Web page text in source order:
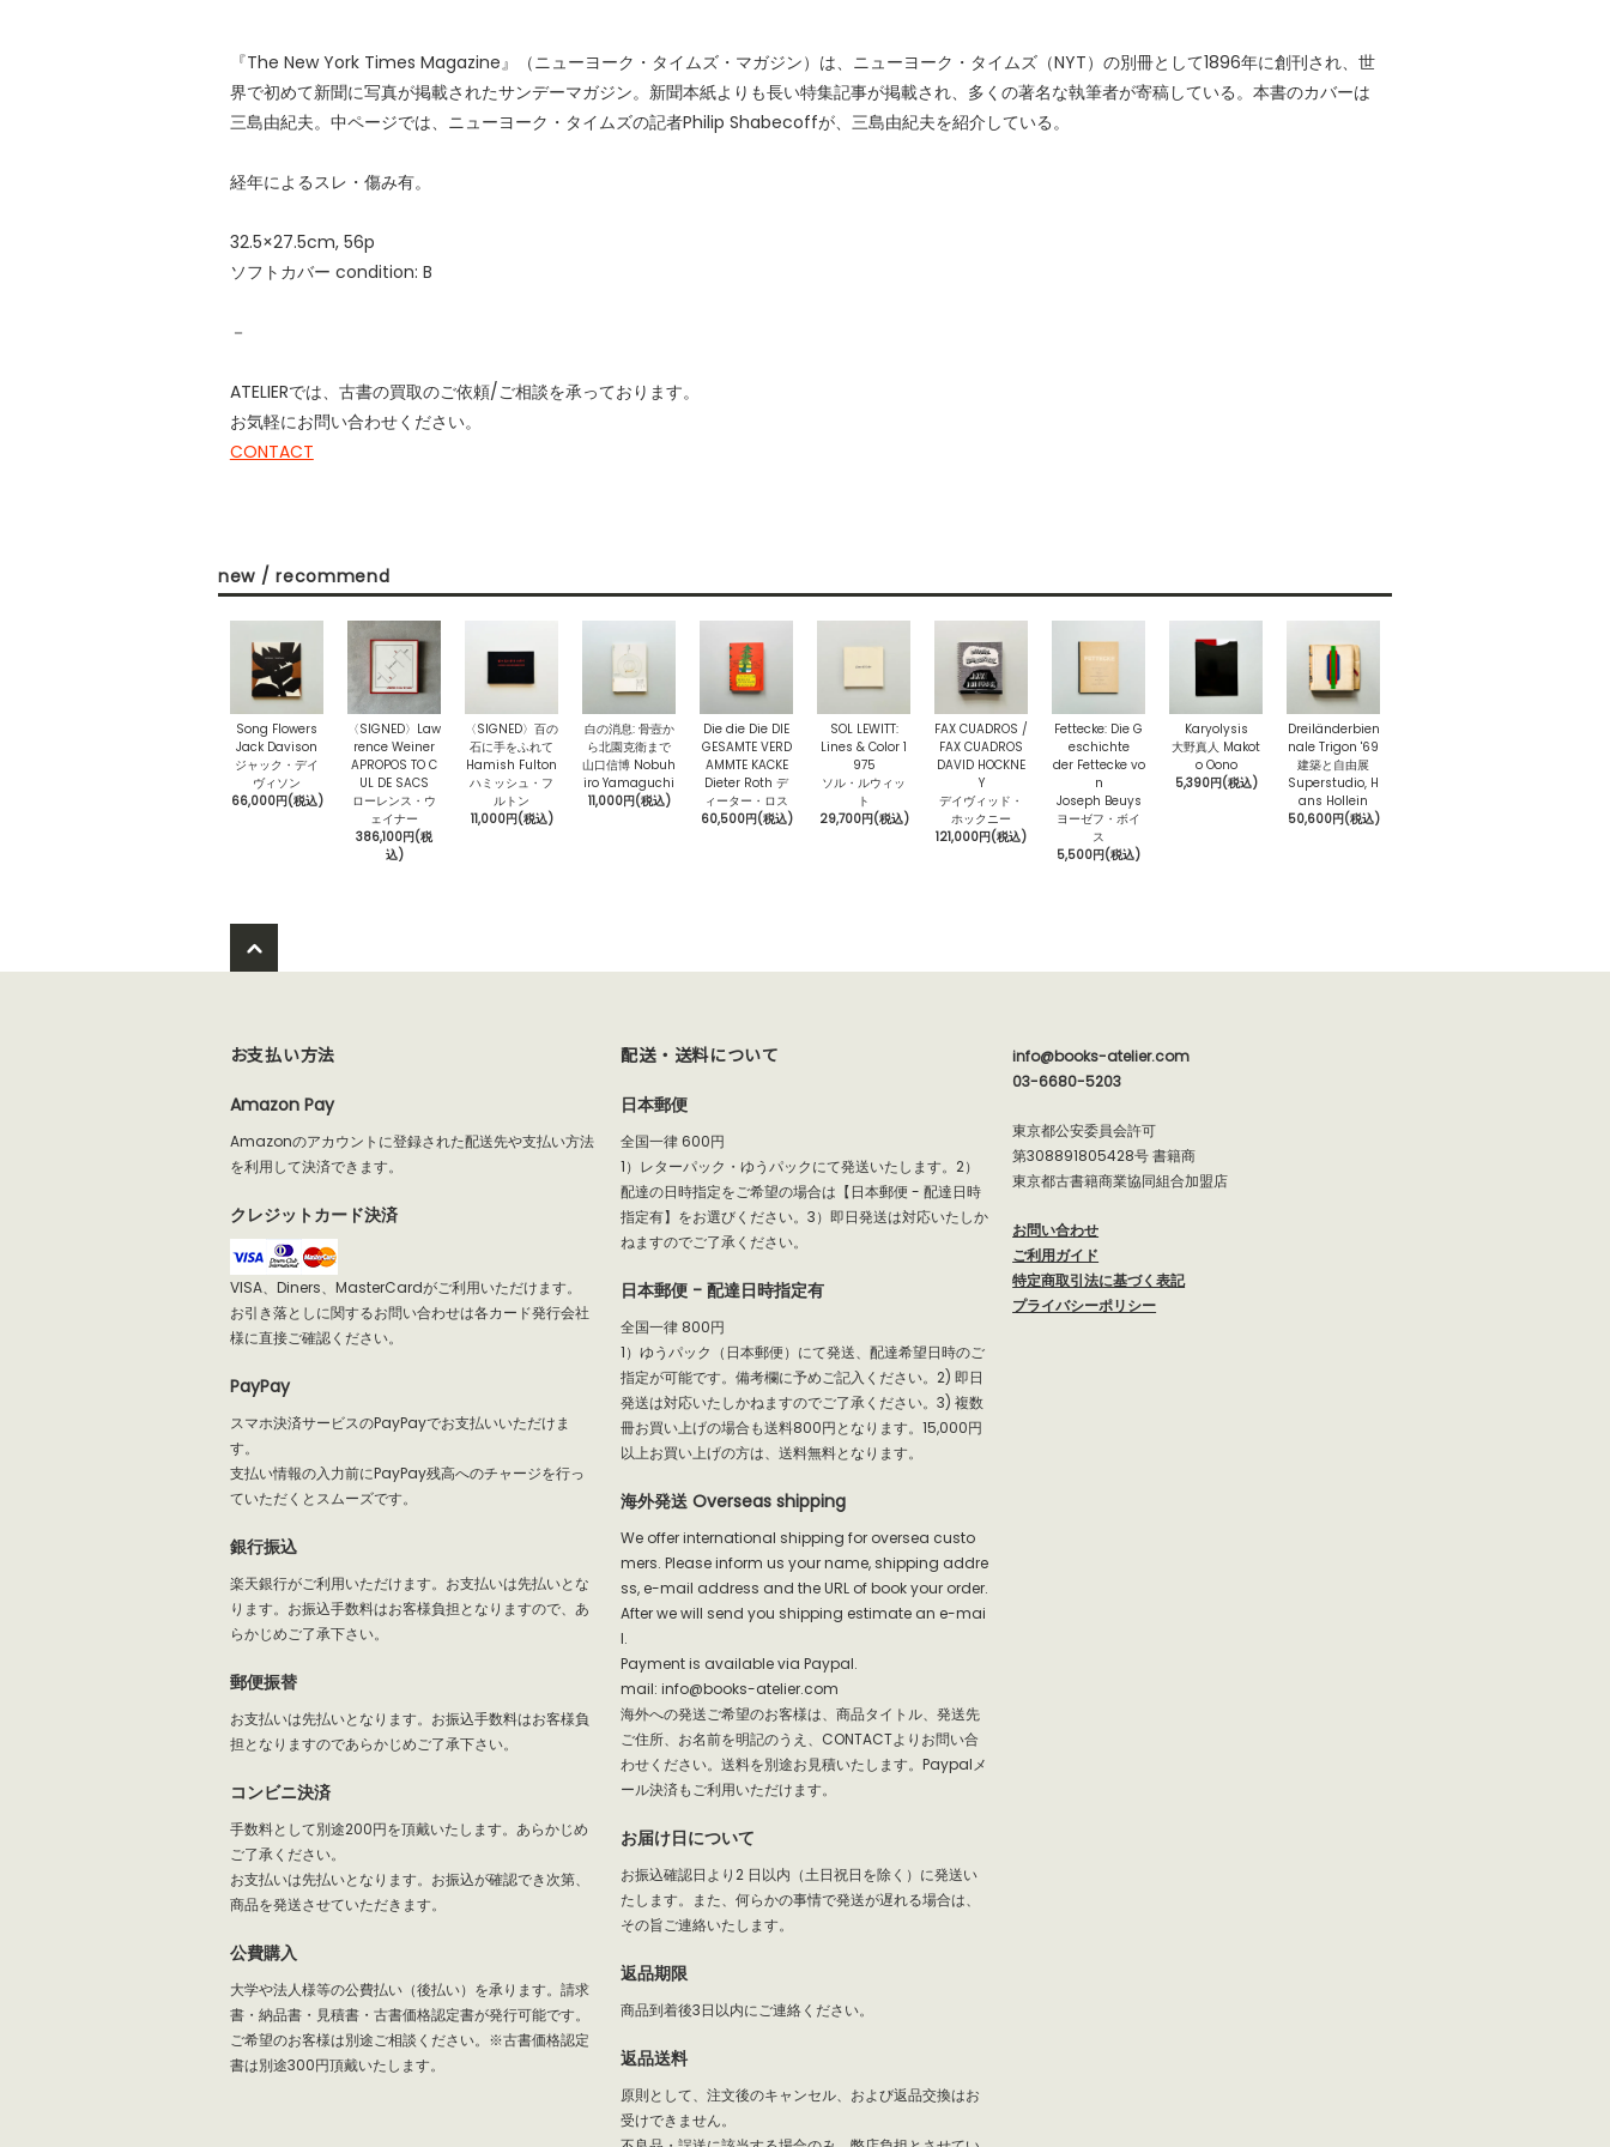
『The New York Times Magazine』（ニューヨーク・タイムズ・マガジン）は、ニューヨーク・タイムズ（NYT）の別冊として1896年に創刊され、世
界で初めて新聞に写真が掲載されたサンデーマガジン。新聞本紙よりも長い特集記事が掲載され、多くの著名な執筆者が寄稿している。本書のカバーは
三島由紀夫。中ページでは、ニューヨーク・タイムズの記者Philip Shabecoffが、三島由紀夫を紹介している。
経年によるスレ・傷み有。
32.5×27.5cm, 56p
ソフトカバー condition: B
－
ATELIERでは、古書の買取のご依頼/ご相談を承っております。
お気軽にお問い合わせください。
CONTACT
new / recommend
Song Flowers
Jack Davison
ジャック・デイ
ヴィソン
66,000円(税込)
〈SIGNED〉Law
rence Weiner
APROPOS TO C
UL DE SACS
ローレンス・ウ
ェイナー
386,100円(税
込)
〈SIGNED〉百の
石に手をふれて
Hamish Fulton
ハミッシュ・フ
ルトン
11,000円(税込)
白の消息: 骨壼か
ら北園克衛まで
山口信博 Nobuh
iro Yamaguchi
11,000円(税込)
Die die Die DIE
GESAMTE VERD
AMMTE KACKE
Dieter Roth デ
ィーター・ロス
60,500円(税込)
SOL LEWITT:
Lines & Color 1
975
ソル・ルウィッ
ト
29,700円(税込)
FAX CUADROS /
FAX CUADROS
DAVID HOCKNE
Y
デイヴィッド・
ホックニー
121,000円(税込)
Fettecke: Die G
eschichte
der Fettecke vo
n
Joseph Beuys
ヨーゼフ・ボイ
ス
5,500円(税込)
Karyolysis
大野真人 Makot
o Oono
5,390円(税込)
Dreiländerbien
nale Trigon '69
建築と自由展
Superstudio, H
ans Hollein
50,600円(税込)
お支払い方法
Amazon Pay
Amazonのアカウントに登録された配送先や支払い方法
を利用して決済できます。
クレジットカード決済
VISA、Diners、MasterCardがご利用いただけます。
お引き落としに関するお問い合わせは各カード発行会社
様に直接ご確認ください。
PayPay
スマホ決済サービスのPayPayでお支払いいただけま
す。
支払い情報の入力前にPayPay残高へのチャージを行っ
ていただくとスムーズです。
銀行振込
楽天銀行がご利用いただけます。お支払いは先払いとな
ります。お振込手数料はお客様負担となりますので、あ
らかじめご了承下さい。
郵便振替
お支払いは先払いとなります。お振込手数料はお客様負
担となりますのであらかじめご了承下さい。
コンビニ決済
手数料として別途200円を頂戴いたします。あらかじめ
ご了承ください。
お支払いは先払いとなります。お振込が確認でき次第、
商品を発送させていただきます。
公費購入
大学や法人様等の公費払い（後払い）を承ります。請求
書・納品書・見積書・古書価格認定書が発行可能です。
ご希望のお客様は別途ご相談ください。※古書価格認定
書は別途300円頂戴いたします。
配送・送料について
日本郵便
全国一律 600円
1）レターパック・ゆうパックにて発送いたします。2）
配達の日時指定をご希望の場合は【日本郵便 - 配達日時
指定有】をお選びください。3）即日発送は対応いたしか
ねますのでご了承ください。
日本郵便 - 配達日時指定有
全国一律 800円
1）ゆうパック（日本郵便）にて発送、配達希望日時のご
指定が可能です。備考欄に予めご記入ください。2) 即日
発送は対応いたしかねますのでご了承ください。3) 複数
冊お買い上げの場合も送料800円となります。15,000円
以上お買い上げの方は、送料無料となります。
海外発送 Overseas shipping
We offer international shipping for oversea custo
mers. Please inform us your name, shipping addre
ss, e-mail address and the URL of book your order.
After we will send you shipping estimate an e-mai
l.
Payment is available via Paypal.
mail: info@books-atelier.com
海外への発送ご希望のお客様は、商品タイトル、発送先
ご住所、お名前を明記のうえ、CONTACTよりお問い合
わせください。送料を別途お見積いたします。Paypalメ
ール決済もご利用いただけます。
お届け日について
お振込確認日より2 日以内（土日祝日を除く）に発送い
たします。また、何らかの事情で発送が遅れる場合は、
その旨ご連絡いたします。
返品期限
商品到着後3日以内にご連絡ください。
返品送料
原則として、注文後のキャンセル、および返品交換はお
受けできません。
info@books-atelier.com
03-6680-5203
東京都公安委員会許可
第308891805428号 書籍商
東京都古書籍商業協同組合加盟店
お問い合わせ
ご利用ガイド
特定商取引法に基づく表記
プライバシーポリシー